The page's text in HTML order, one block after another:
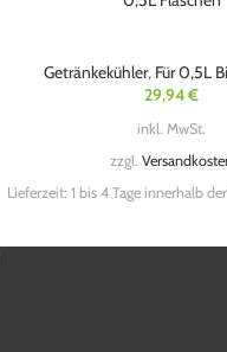
Getränkekühler, Für 0,5L
29,94€
inkl. MwSt.
zzgl.
Lieferzeit:1 bis 4 Tage innerhalb